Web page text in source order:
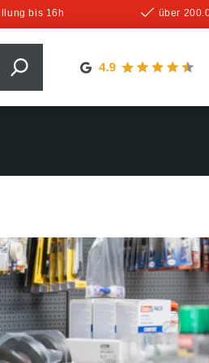
bis 16h über